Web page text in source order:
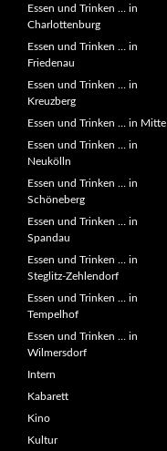
Essen und Trinken … in
Charlottenburg
Essen und Trinken … in
Friedenau
Essen und Trinken … in
Kreuzberg
Essen und Trinken … in Mitte
Essen und Trinken … in
Neukölln
Essen und Trinken … in
Schöneberg
Essen und Trinken … in
Spandau
Essen und Trinken … in
Steglitz-Zehlendorf
Essen und Trinken … in
Tempelhof
Essen und Trinken … in
Wilmersdorf
Intern
Kabarett
Kino
Kultur